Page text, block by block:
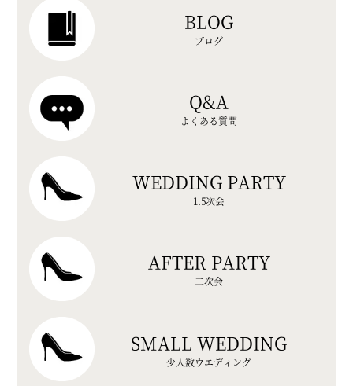
BLOG
ブログ
Q&A
よくある質問
WEDDING PARTY
1.5次会
AFTER PARTY
二次会
SMALL WEDDING
少人数ウエディング